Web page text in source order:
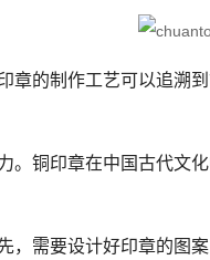
的制作工艺可以追
印章在中国古代文
要设计好印章的图